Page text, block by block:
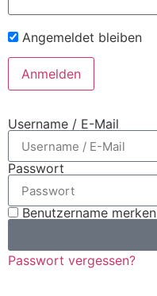
Angemeldet bleiben
Username / E-Mail
Passwort
Benutzername merken
Passwort vergessen?